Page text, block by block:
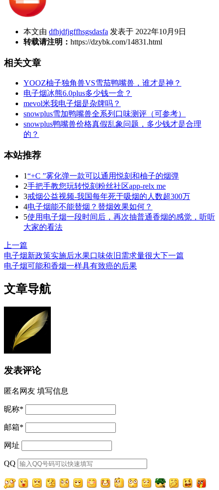
本文由 dfhjdfjgffhsgsdasfa 发表于 2022年10月9日
转载请注明： https://dzybk.com/14831.html
相关文章
YOOZ柚子独角兽VS雪茄鸭嘴兽，谁才是神？
电子烟冰熊6.0plus多少钱一盒？
mevol米我电子烟是杂牌吗？
snowplus雪加鸭嘴兽全系列口味测评（可参考）
snowplus鸭嘴兽价格真假乱象问题，多少钱才是合理
的？
本站推荐
1“+C ”雾化弹一款可以通用悦刻和柚子的烟弹
2手把手教您玩转悦刻粉丝社区app-relx me
3戒烟公益视频-我国每年死于吸烟的人数超300万
4电子烟能不能替烟？替烟效果如何？
5使用电子烟一段时间后，再次抽普通香烟的感觉，听听
大家的看法
上一篇
电子烟新政策实施后水果口味依旧需求量很大下一篇
电子烟可能和香烟一样具有致癌的后果
文章导航
发表评论
匿名网友 填写信息
昵称*
邮箱*
网址
QQ